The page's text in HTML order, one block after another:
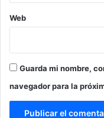
Web
Guarda mi nombre,
navegador para la